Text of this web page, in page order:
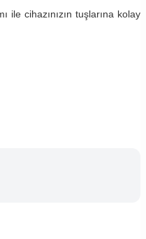
ile cihazınızın tuşlarına kolay